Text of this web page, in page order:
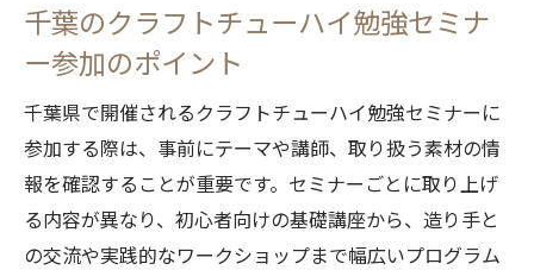
千葉のクラフトチューハイ勉強セミナ
ー参加のポイント
千葉県で開催されるクラフトチューハイ勉強セミナーに
参加する際は、事前にテーマや講師、取り扱う素材の情
報を確認することが重要です。セミナーごとに取り上げ
る内容が異なり、初心者向けの基礎講座から、造り手と
の交流や実践的なワークショップまで幅広いプログラム